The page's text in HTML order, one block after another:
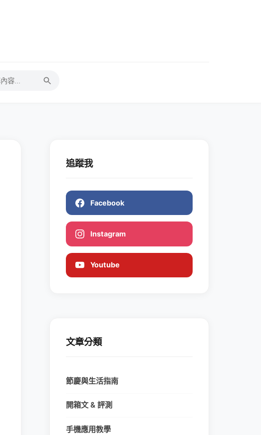
追蹤我
Facebook
Instagram
Youtube
文章分類
節慶與生活指南
開箱文 & 評測
手機應用教學